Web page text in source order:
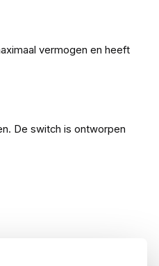
vermogen en heeft
De switch is ontworpen